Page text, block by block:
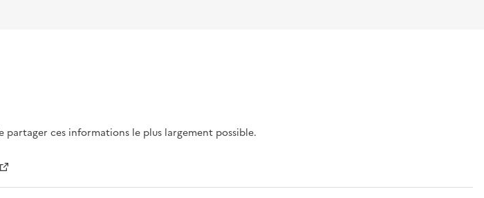
ces informations le plus largement possible.